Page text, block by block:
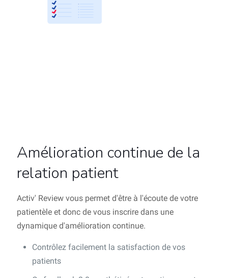
Amélioration continue de la
relation patient
Activ' Review vous permet d'être à l'écoute de votre
patientèle et donc de vous inscrire dans une
dynamique d'amélioration continue.
Contrôlez facilement la satisfaction de vos
patients